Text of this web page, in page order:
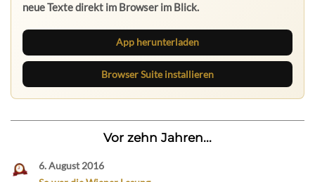
neue Texte direkt im Browser im Blick.
App herunterladen
Browser Suite installieren
Vor zehn Jahren...
6. August 2016